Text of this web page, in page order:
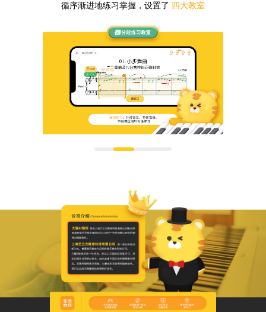
循序渐进地练习掌握，设置了 四大教室